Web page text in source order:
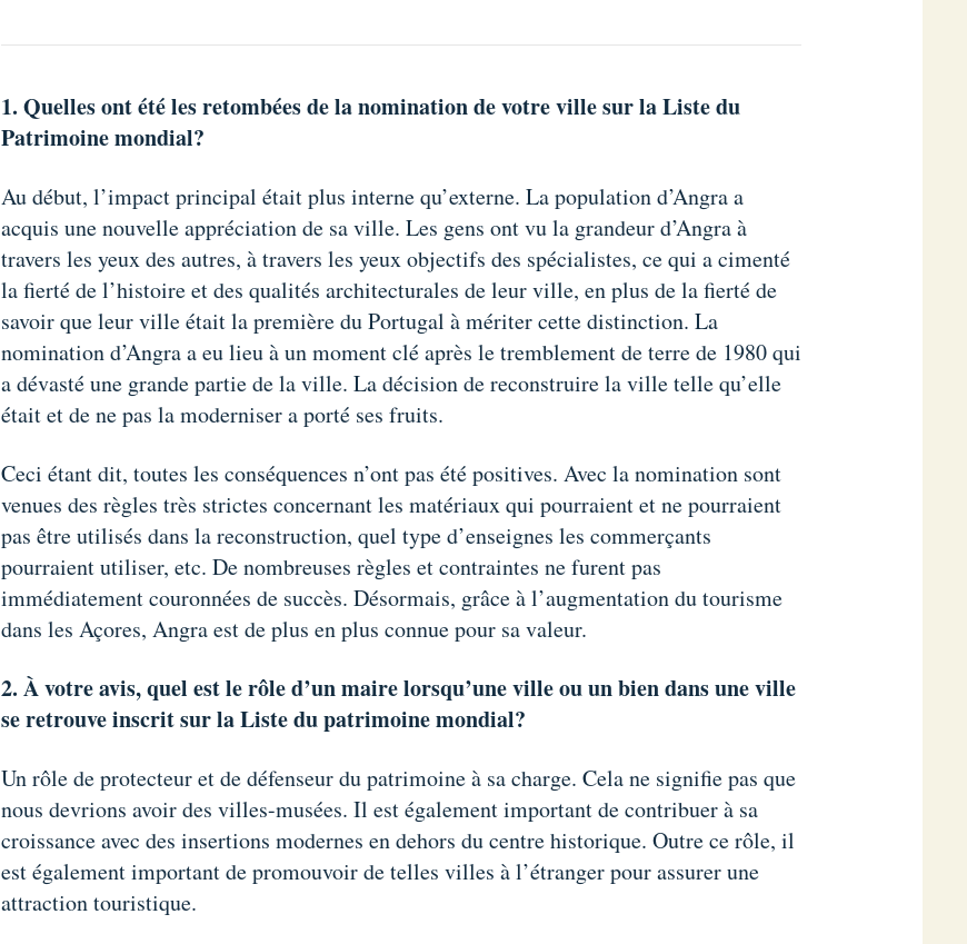
1. Quelles ont été les retombées de la nomination de votre ville sur la Liste du
Patrimoine mondial?
Au début, l’impact principal était plus interne qu’externe. La population d’Angra a
acquis une nouvelle appréciation de sa ville. Les gens ont vu la grandeur d’Angra à
travers les yeux des autres, à travers les yeux objectifs des spécialistes, ce qui a cimenté
la fierté de l’histoire et des qualités architecturales de leur ville, en plus de la fierté de
savoir que leur ville était la première du Portugal à mériter cette distinction. La
nomination d’Angra a eu lieu à un moment clé après le tremblement de terre de 1980 qui
a dévasté une grande partie de la ville. La décision de reconstruire la ville telle qu’elle
était et de ne pas la moderniser a porté ses fruits.
Ceci étant dit, toutes les conséquences n’ont pas été positives. Avec la nomination sont
venues des règles très strictes concernant les matériaux qui pourraient et ne pourraient
pas être utilisés dans la reconstruction, quel type d’enseignes les commerçants
pourraient utiliser, etc. De nombreuses règles et contraintes ne furent pas
immédiatement couronnées de succès. Désormais, grâce à l’augmentation du tourisme
dans les Açores, Angra est de plus en plus connue pour sa valeur.
2. À votre avis, quel est le rôle d’un maire lorsqu’une ville ou un bien dans une ville
se retrouve inscrit sur la Liste du patrimoine mondial?
Un rôle de protecteur et de défenseur du patrimoine à sa charge. Cela ne signifie pas que
nous devrions avoir des villes-musées. Il est également important de contribuer à sa
croissance avec des insertions modernes en dehors du centre historique. Outre ce rôle, il
est également important de promouvoir de telles villes à l’étranger pour assurer une
attraction touristique.